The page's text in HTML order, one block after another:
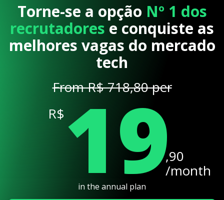
Torne-se a opção Nº 1 dos
recrutadores e conquiste as
melhores vagas do mercado
tech
From R$ 718,80 per
R$ 19,90
/month
in the annual plan